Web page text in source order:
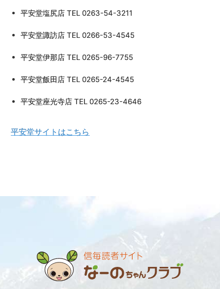
平安堂塩尻店 TEL 0263-54-3211
平安堂諏訪店 TEL 0266-53-4545
平安堂伊那店 TEL 0265-96-7755
平安堂飯田店 TEL 0265-24-4545
平安堂座光寺店 TEL 0265-23-4646
平安堂サイトはこちら